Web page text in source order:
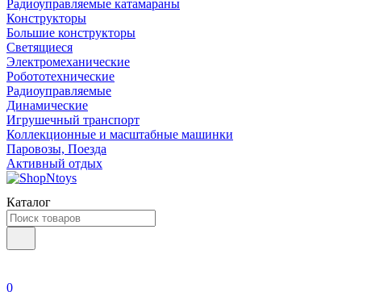
Радиоуправляемые катамараны
Конструкторы
Большие конструкторы
Светящиеся
Электромеханические
Робототехнические
Радиоуправляемые
Динамические
Игрушечный транспорт
Коллекционные и масштабные машинки
Паровозы, Поезда
Активный отдых
Каталог
0